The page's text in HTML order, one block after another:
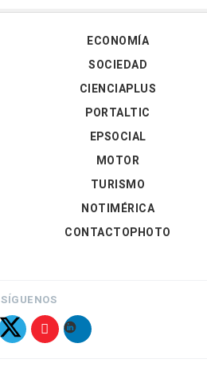
ECONOMÍA
SOCIEDAD
CIENCIAPLUS
PORTALTIC
EPSOCIAL
MOTOR
TURISMO
NOTIMÉRICA
CONTACTOPHOTO
SÍGUENOS